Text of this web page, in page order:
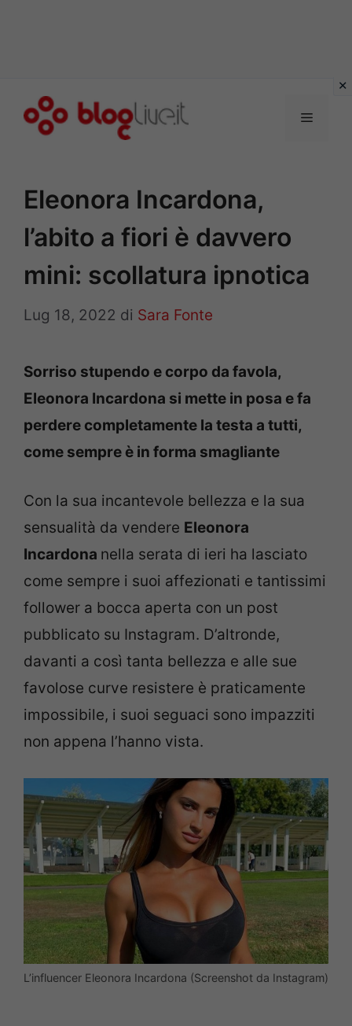
Menu
Eleonora Incardona,
l’abito a fiori è davvero
mini: scollatura ipnotica
Lug 18, 2022 di Sara Fonte
Sorriso stupendo e corpo da favola,
Eleonora Incardona si mette in posa e fa
perdere completamente la testa a tutti,
come sempre è in forma smagliante
Con la sua incantevole bellezza e la sua
sensualità da vendere Eleonora
Incardona nella serata di ieri ha lasciato
come sempre i suoi affezionati e tantissimi
follower a bocca aperta con un post
pubblicato su Instagram. D’altronde,
davanti a così tanta bellezza e alle sue
favolose curve resistere è praticamente
impossibile, i suoi seguaci sono impazziti
non appena l’hanno vista.
L’influencer Eleonora Incardona (Screenshot da Instagram)